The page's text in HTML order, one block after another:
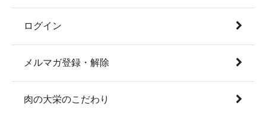
ログイン
メルマガ登録・解除
肉の大栄のこだわり